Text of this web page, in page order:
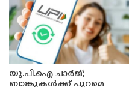
യു.പി.ഐ ചാർജ്;
ബാങ്കുകൾക്ക് പുറമെ